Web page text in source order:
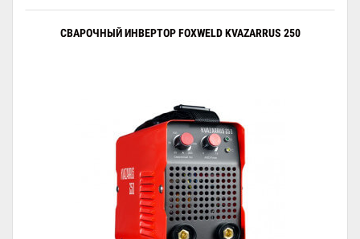
СВАРОЧНЫЙ ИНВЕРТОР FOXWELD KVAZARRUS 250